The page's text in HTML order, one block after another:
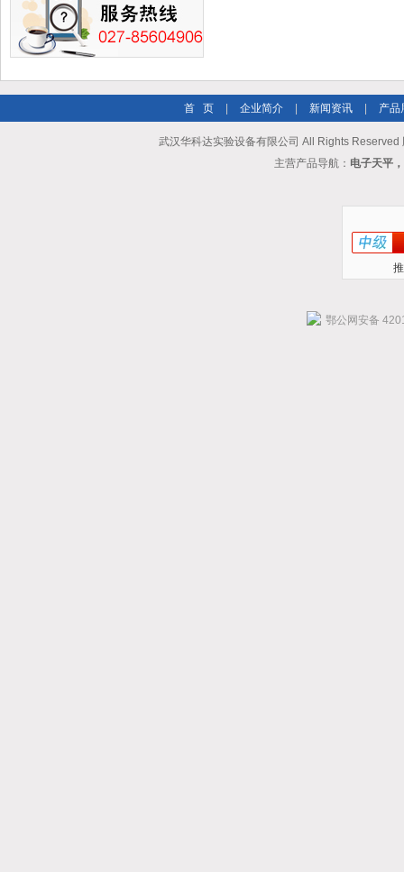
首 页 企业简介 新闻资讯 产品
武汉华科达实验设备有限公司 All Rights Reserved
主营产品导航： 电子天平
鄂公网安备